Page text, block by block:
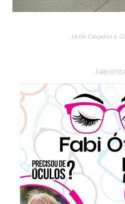
- Lkcio Calçados e
- FABI